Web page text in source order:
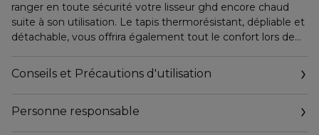
ranger en toute sécurité votre lisseur ghd encore chaud
suite à son utilisation. Le tapis thermorésistant, dépliable et
détachable, vous offrira également tout le confort lors de
conçue pour s'adapter aux lisseurs ghd.
Le satin matelassé extérieur s'associe à une doublure
Conseils et Précautions d'utilisation
Personne responsable